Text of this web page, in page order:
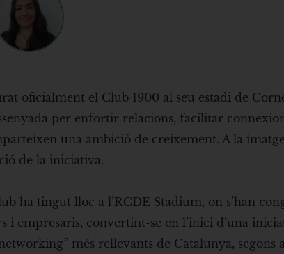
oficialment el Club 1900 al seu estadi de
per enfortir relacions, facilitar
una ambició de creixement. A la
de la iniciativa.
ha tingut lloc a l’RCDE Stadium, on s’han
i empresaris, convertint-se en l’inici d’una
més rellevants de Catalunya, segons